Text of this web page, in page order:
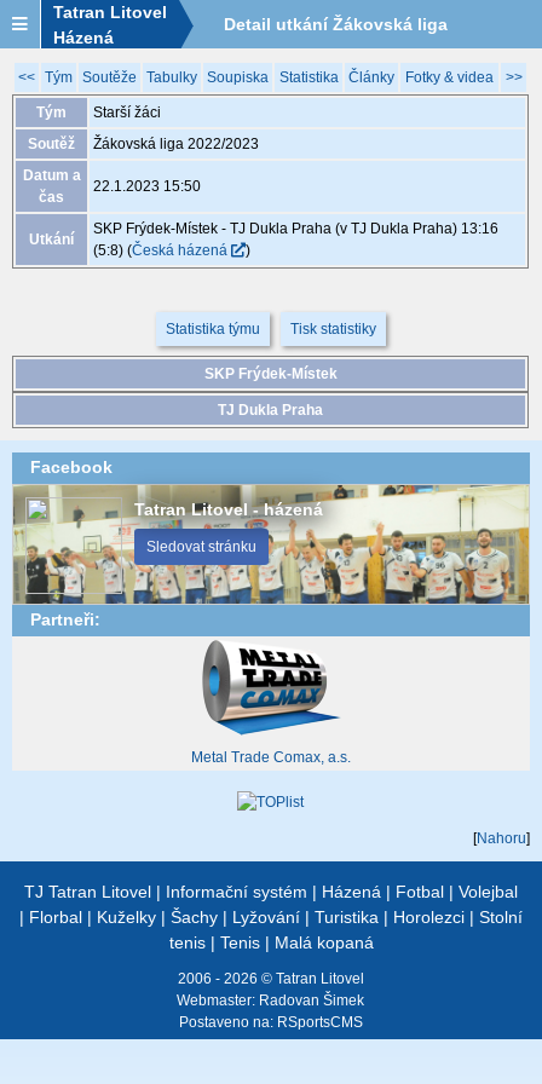
Tatran Litovel
Házená
Detail utkání Žákovská liga
2022/2023, XGB059, 22.1. 15:50
<< Tým Soutěže Tabulky Soupiska Statistika Články Fotky & videa >>
Tým
Starší žáci
Soutěž
Žákovská liga 2022/2023
Datum a
čas
22.1.2023 15:50
Utkání
SKP Frýdek-Místek - TJ Dukla Praha (v TJ Dukla Praha) 13:16
(5:8)(Česká házená )
Statistika týmu Tisk statistiky
SKP Frýdek-Místek
TJ Dukla Praha
Facebook
Tatran Litovel - házená
Sledovat stránku
Partneři:
Metal Trade Comax, a.s.
[Nahoru]
TJ Tatran Litovel | Informační systém | Házená | Fotbal | Volejbal
| Florbal | Kuželky | Šachy | Lyžování | Turistika | Horolezci | Stolní
tenis| Tenis| Malá kopaná
2006 - 2026 © Tatran Litovel
Webmaster: Radovan Šimek
Postaveno na: RSportsCMS